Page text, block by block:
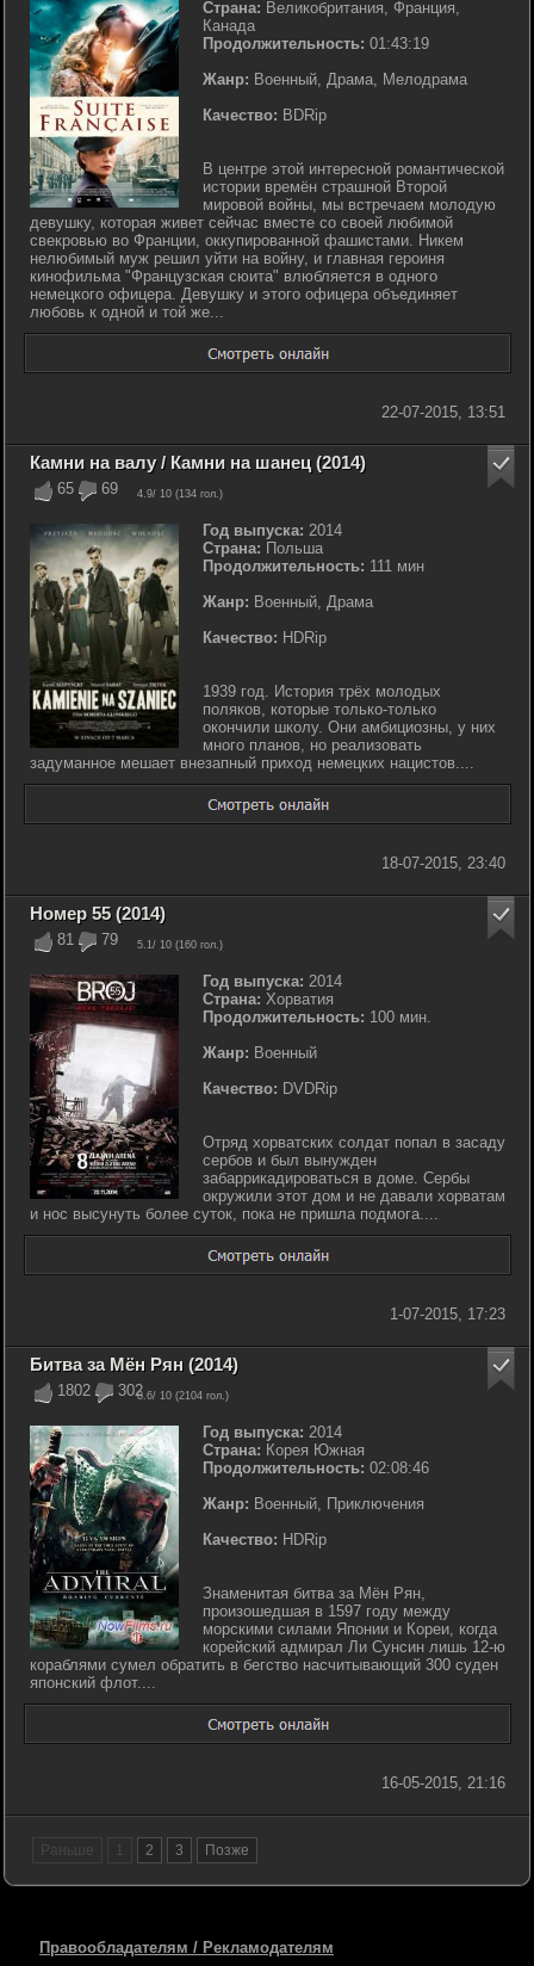
Страна: Великобритания, Франция,
Канада
Продолжительность: 01:43:19
Жанр: Военный, Драма, Мелодрама
Качество: BDRip
В центре этой интересной романтической
истории времён страшной Второй
мировой войны, мы встречаем молодую
девушку, которая живет сейчас вместе со своей любимой
свекровью во Франции, оккупированной фашистами. Никем
нелюбимый муж решил уйти на войну, и главная героиня
кинофильма "Французская сюита" влюбляется в одного
немецкого офицера. Девушку и этого офицера объединяет
любовь к одной и той же...
22-07-2015, 13:51
65 69 4.9/ 10 (134 гол.)
Камни на валу / Камни на шанец (2014)
Год выпуска: 2014
Страна: Польша
Продолжительность: 111 мин
Жанр: Военный, Драма
Качество: HDRip
1939 год. История трёх молодых
поляков, которые только-только
окончили школу. Они амбициозны, у них
много планов, но реализовать
задуманное мешает внезапный приход немецких нацистов....
18-07-2015, 23:40
81 79 5.1/ 10 (160 гол.)
Номер 55 (2014)
Год выпуска: 2014
Страна: Хорватия
Продолжительность: 100 мин.
Жанр: Военный
Качество: DVDRip
Отряд хорватских солдат попал в засаду
сербов и был вынужден
забаррикадироваться в доме. Сербы
окружили этот дом и не давали хорватам
и нос высунуть более суток, пока не пришла подмога....
1-07-2015, 17:23
1802 3028.6/ 10 (2104 гол.)
Битва за Мён Рян (2014)
Год выпуска: 2014
Страна: Корея Южная
Продолжительность: 02:08:46
Жанр: Военный, Приключения
Качество: HDRip
Знаменитая битва за Мён Рян,
произошедшая в 1597 году между
морскими силами Японии и Кореи, когда
корейский адмирал Ли Сунсин лишь 12-ю
кораблями сумел обратить в бегство насчитывающий 300 суден
японский флот....
16-05-2015, 21:16
Раньше 2 3 Позже
Правообладателям / Рекламодателям